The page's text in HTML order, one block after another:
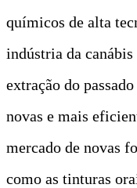
químicos de alta
indústria da
extração do
novas e mais
mercado de novas
como as tinturas